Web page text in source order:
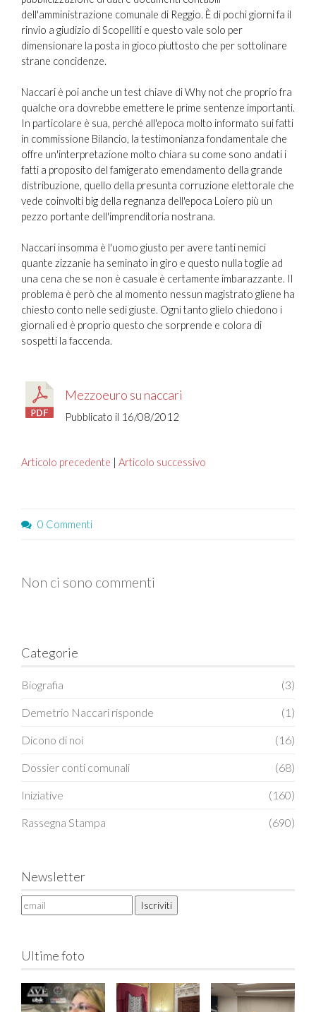
dell'amministrazione comunale di Reggio. È di pochi giorni fa il
rinvio a giudizio di Scopelliti e questo vale solo per
dimensionare la posta in gioco piuttosto che per sottolinare
strane concidenze.
Naccari è poi anche un test chiave di Why not che proprio fra
qualche ora dovrebbe emettere le prime sentenze importanti.
In particolare è sua, perché all'epoca molto informato sui fatti
in commissione Bilancio, la testimonianza fondamentale che
offre un'interpretazione molto chiara su come sono andati i
fatti a proposito del famigerato emendamento della grande
distribuzione, quello della presunta corruzione elettorale che
vede coinvolti big della regnanza dell'epoca Loiero più un
pezzo portante dell'imprenditoria nostrana.
Naccari insomma è l'uomo giusto per avere tanti nemici
quante zizzanie ha seminato in giro e questo nulla toglie ad
una cena che se non è casuale è certamente imbarazzante. Il
problema è però che al momento nessun magistrato gliene ha
chiesto conto nelle sedi giuste. Ogni tanto glielo chiedono i
giornali ed è proprio questo che sorprende e colora di
sospetti la faccenda.
Mezzoeuro su naccari
Pubblicato il 16/08/2012
Articolo precedente | Articolo successivo
0 Commenti
Non ci sono commenti
Categorie
Biografia (3)
Demetrio Naccari risponde (1)
Dicono di noi (16)
Dossier conti comunali (68)
Iniziative (160)
Rassegna Stampa (690)
Newsletter
Ultime foto